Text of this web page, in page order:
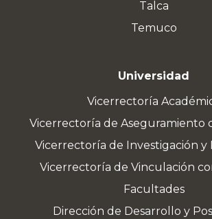
Talca
Temuco
Universidad
Vicerrectoría
Vicerrectoría de Aseguramiento
Vicerrectoría de Investigación y
Vicerrectoría de Vinculación
Facultades
Dirección de Desarrollo y